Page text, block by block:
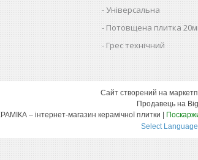
Універсальна
Потовщена плитка
Грес технічний
Сайт створений на
Продавець на
Select Language